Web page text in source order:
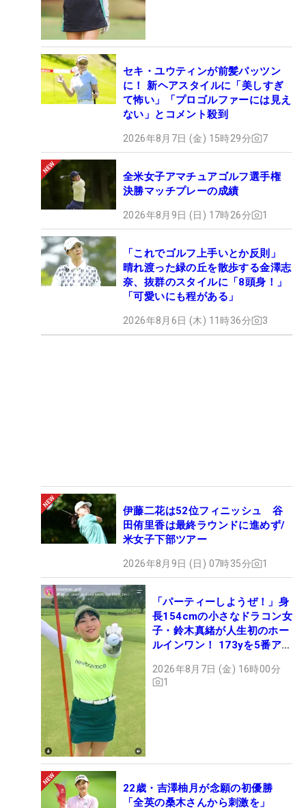
セキ・ユウティンが前髪パッツン
に！ 新ヘアスタイルに「美しすぎ
て怖い」「プロゴルファーには見え
ない」とコメント殺到
2026年8月7日 (金) 15時29分 7
全米女子アマチュアゴルフ選手権
決勝マッチプレーの成績
2026年8月9日 (日) 17時26分 1
「これでゴルフ上手いとか反則」
晴れ渡った緑の丘を散歩する金澤志
奈、抜群のスタイルに「8頭身！」
「可愛いにも程がある」
2026年8月6日 (木) 11時36分 3
伊藤二花は52位フィニッシュ 谷
田侑里香は最終ラウンドに進めず/
米女子下部ツアー
2026年8月9日 (日) 07時35分 1
「パーティーしようぜ！」身
長154cmの小さなドラコン女
子・鈴木真緒が人生初のホー
ルインワン！ 173yを5番アイ
2026年8月7日 (金) 16時00分
1
22歳・吉澤柚月が念願の初優勝
「全英の桑木さんから刺激を」